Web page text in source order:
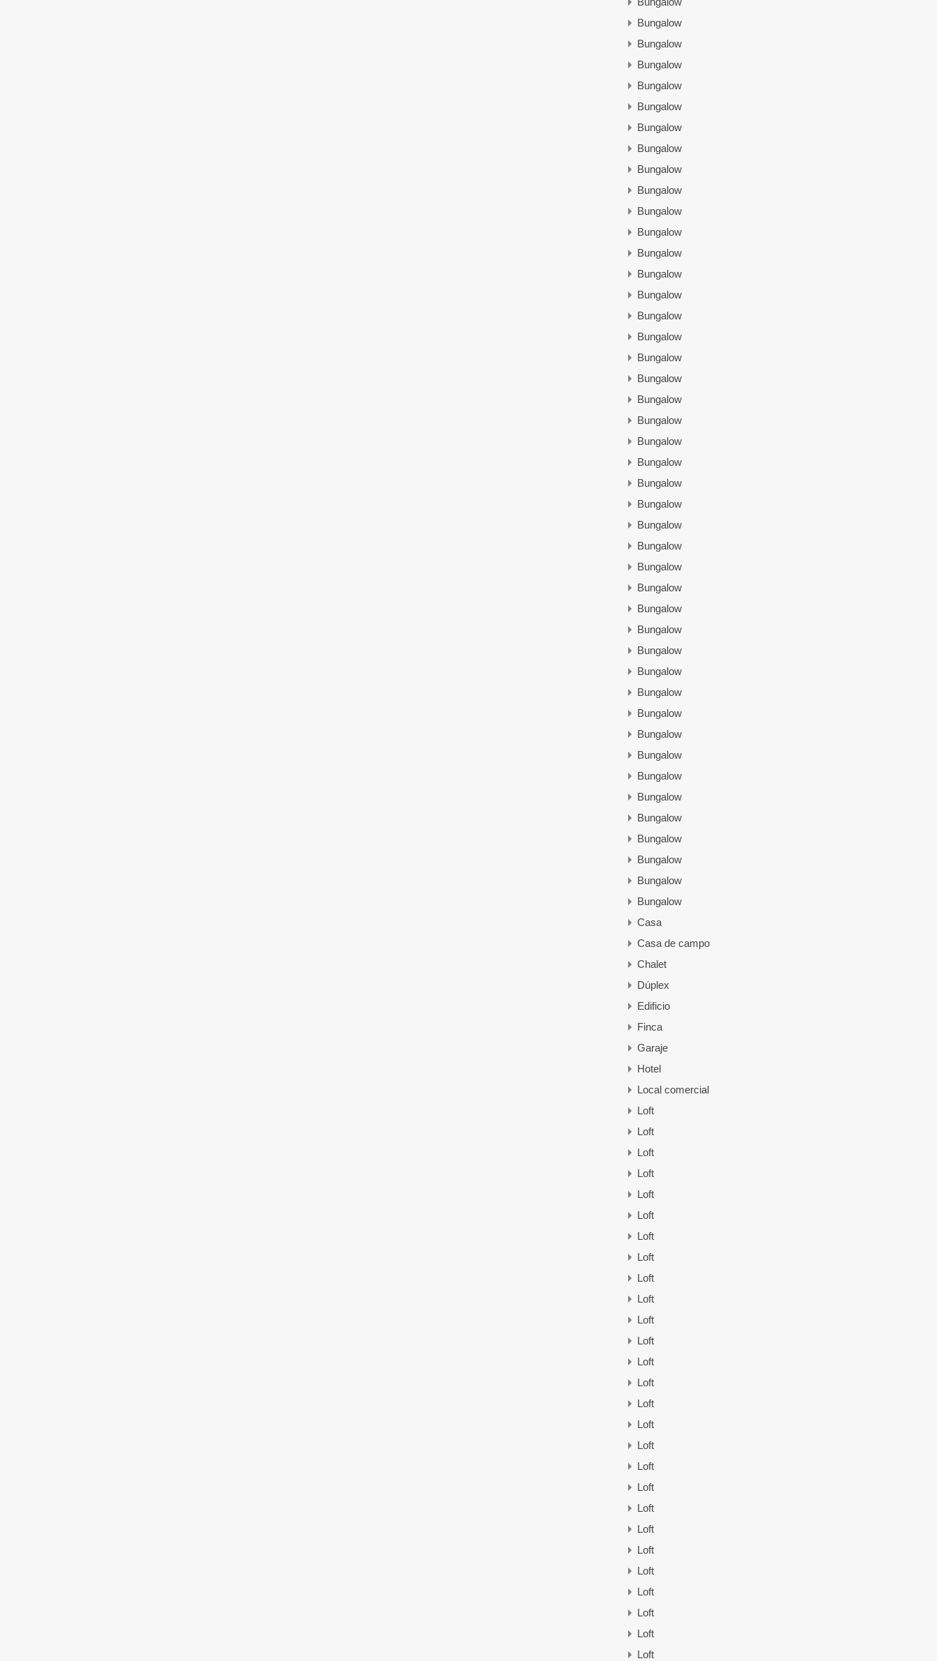
Bungalow
Bungalow
Bungalow
Bungalow
Bungalow
Bungalow
Bungalow
Bungalow
Bungalow
Bungalow
Bungalow
Bungalow
Bungalow
Bungalow
Bungalow
Bungalow
Bungalow
Bungalow
Bungalow
Bungalow
Bungalow
Bungalow
Bungalow
Bungalow
Bungalow
Bungalow
Bungalow
Bungalow
Bungalow
Bungalow
Bungalow
Bungalow
Bungalow
Bungalow
Bungalow
Bungalow
Bungalow
Bungalow
Bungalow
Bungalow
Bungalow
Bungalow
Bungalow
Casa
Casa de campo
Chalet
Dúplex
Edificio
Finca
Garaje
Hotel
Local comercial
Loft
Loft
Loft
Loft
Loft
Loft
Loft
Loft
Loft
Loft
Loft
Loft
Loft
Loft
Loft
Loft
Loft
Loft
Loft
Loft
Loft
Loft
Loft
Loft
Loft
Loft
Loft